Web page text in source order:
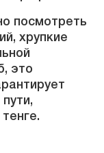
посмотреть
хрупкие
это